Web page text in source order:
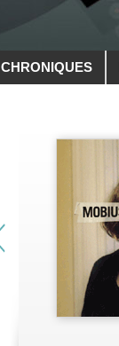
CHRONIQUES